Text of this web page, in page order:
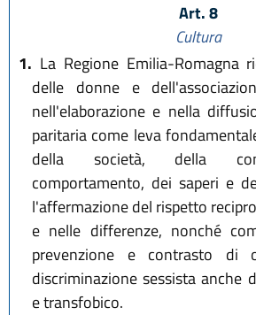
Art. 8
Cultura
1. La Regione Emilia-Romagna
delle donne e
nell'elaborazione e nella
paritaria come leva
della società, della
comportamento, dei saperi e
l'affermazione del rispetto
e nelle differenze, nonché
prevenzione e contrasto di
discriminazione sessista anche
e transfobico.